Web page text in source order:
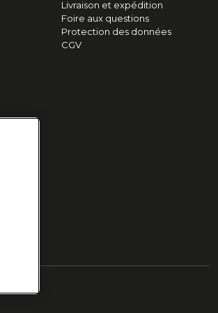
Livraison et expédition
Foire aux questions
Protection des données
CGV